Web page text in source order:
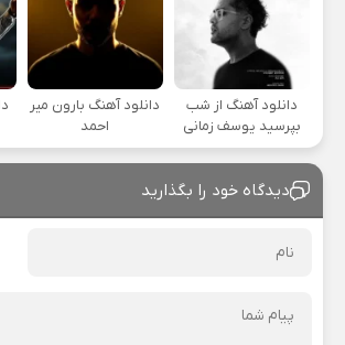
دانلود آهنگ از شب
بپرسید یوسف زمانی
دانلود آهنگ بارون میر
احمد
دیدگاه خود را بگذارید